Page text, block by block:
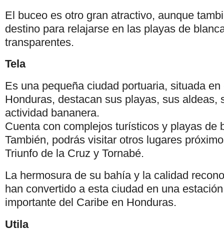
El buceo es otro gran atractivo, aunque
destino para relajarse en las playas de
transparentes.
Tela
Es una pequeña ciudad portuaria, situada en
Honduras, destacan sus playas, sus aldeas,
actividad bananera.
Cuenta con complejos turísticos y playas de
También, podrás visitar otros lugares
Triunfo de la Cruz y Tornabé.
La hermosura de su bahía y la calidad
han convertido a esta ciudad en una
importante del Caribe en Honduras.
Utila